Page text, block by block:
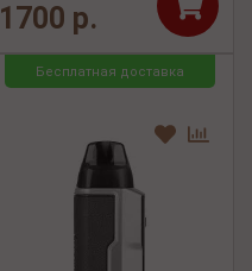
1700 р.
Бесплатная доставка